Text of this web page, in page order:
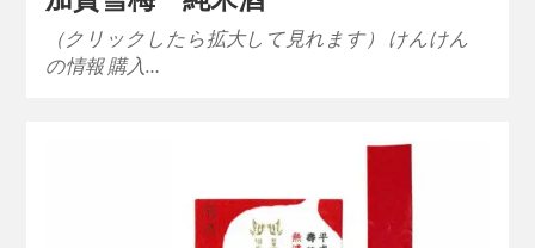
（クリックしたら拡大して見れます） けんけん
の情報 購入…